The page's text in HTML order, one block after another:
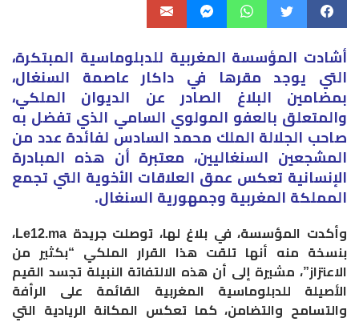
أشادت المؤسسة المغربية للدبلوماسية المبتكرة،
التي يوجد مقرها في داكار عاصمة السنغال،
بمضامين البلاغ الصادر عن الديوان الملكي،
والمتعلق بالعفو المولوي السامي الذي تفضل به
صاحب الجلالة الملك محمد السادس لفائدة عدد من
المشجعين السنغاليين، معتبرة أن هذه المبادرة
الإنسانية تعكس عمق العلاقات الأخوية التي تجمع
المملكة المغربية وجمهورية السنغال.
وأكدت المؤسسة، في بلاغ لها، توصلت جريدة Le12.ma،
بنسخة منه أنها تلقت هذا القرار الملكي “بكثير من
الاعتزاز”، مشيرة إلى أن هذه الالتفاتة النبيلة تجسد القيم
الأصيلة للدبلوماسية المغربية القائمة على الرأفة
والتسامح والتضامن، كما تعكس المكانة الريادية التي